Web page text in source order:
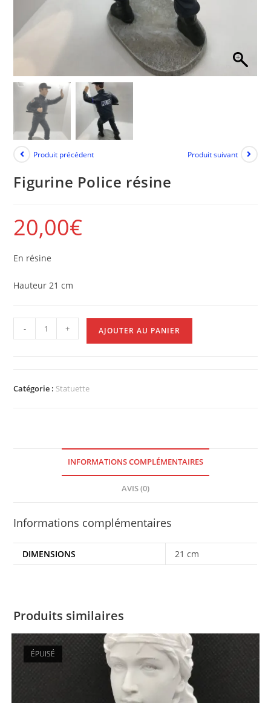
Produit précédent Produit suivant
Figurine Police résine
20,00€
En résine
DIMENSIONS 21 cm